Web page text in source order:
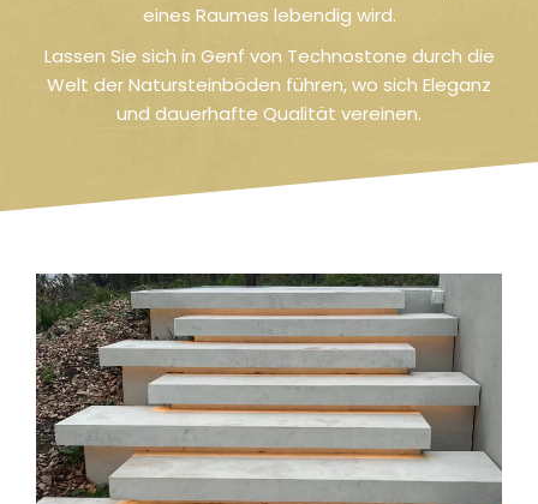
eines Raumes lebendig wird.
Lassen Sie sich in Genf von Technostone durch die
Welt der Natursteinböden führen, wo sich Eleganz
und dauerhafte Qualität vereinen.